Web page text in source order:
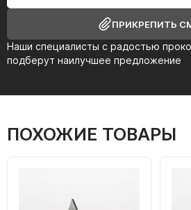
Наши специалисты с радостью
подберут наилучшее предложение
ПРИКРЕПИТЬ
ПОХОЖИЕ ТОВАРЫ